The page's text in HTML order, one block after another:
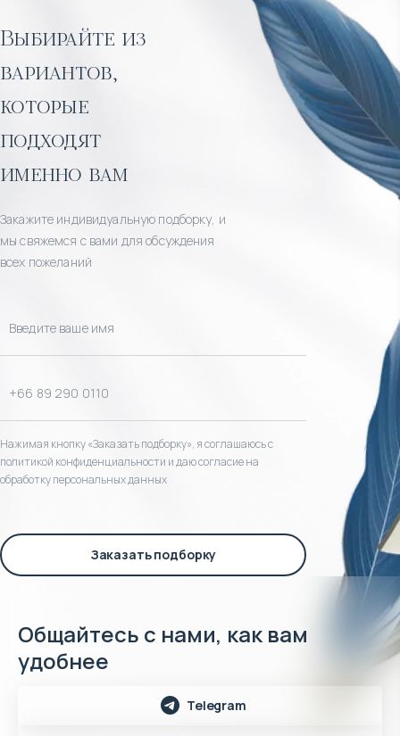
Выбирайте из
вариантов,
которые
подходят
именно вам
Закажите индивидуальную подборку, и
мы свяжемся с вами для обсуждения
всех пожеланий
Нажимая кнопку «Заказать подборку», я соглашаюсь с
политикой конфиденциальности и даю согласие на
обработку персональных данных
Заказать подборку
Общайтесь с нами, как вам
удобнее
Telegram